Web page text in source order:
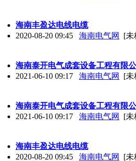
海南丰盈达电线电缆
2020-08-20 09:45
海南电气网 [未
海南泰开电气成套设备工程有限
2021-06-10 09:17
海南电气网 [未
海南泰开电气成套设备工程有限
2021-06-10 09:17
海南电气网 [未
海南丰盈达电线电缆
2020-08-20 09:45
海南电气网 [未